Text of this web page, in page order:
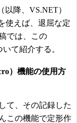
降、VS.NET）
使えば、退屈な定
では、この
て紹介する。
）機能の使用方
て、その記録した
この機能で定形作